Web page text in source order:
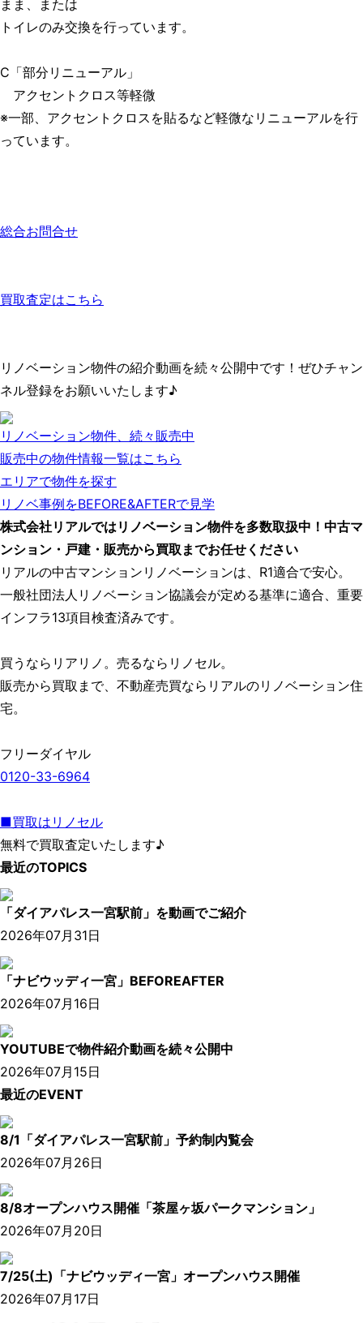
まま、または
トイレのみ交換を行っています。
C「部分リニューアル」
アクセントクロス等軽微
※一部、アクセントクロスを貼るなど軽微なリニューアルを行
っています。
総合お問合せ
買取査定はこちら
リノベーション物件の紹介動画を続々公開中です！ぜひチャン
ネル登録をお願いいたします♪
リノベーション物件、続々販売中
販売中の物件情報一覧はこちら
エリアで物件を探す
リノベ事例をBEFORE&AFTERで見学
株式会社リアルではリノベーション物件を多数取扱中！中古マ
ンション・戸建・販売から買取までお任せください
リアルの中古マンションリノベーションは、R1適合で安心。
一般社団法人リノベーション協議会が定める基準に適合、重要
インフラ13項目検査済みです。
買うならリアリノ。売るならリノセル。
販売から買取まで、不動産売買ならリアルのリノベーション住
宅。
フリーダイヤル
0120-33-6964
■買取はリノセル
無料で買取査定いたします♪
最近のTOPICS
「ダイアパレス一宮駅前」を動画でご紹介
2026年07月31日
「ナビウッディ一宮」BEFOREAFTER
2026年07月16日
YOUTUBEで物件紹介動画を続々公開中
2026年07月15日
最近のEVENT
8/1「ダイアパレス一宮駅前」予約制内覧会
2026年07月26日
8/8オープンハウス開催「茶屋ヶ坂パークマンション」
2026年07月20日
7/25(土)「ナビウッディ一宮」オープンハウス開催
2026年07月17日